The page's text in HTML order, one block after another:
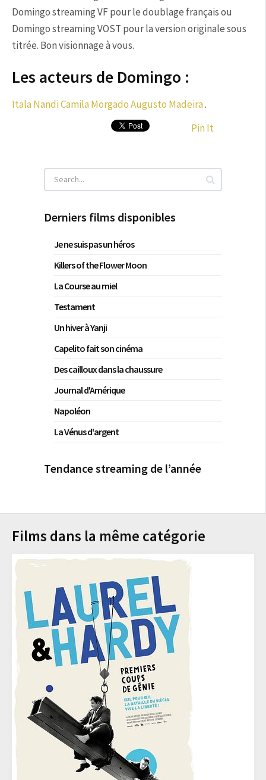
Domingo streaming VF pour le doublage français ou
Domingo streaming VOST pour la version originale sous
titrée. Bon visionnage à vous.
Les acteurs de Domingo :
Itala NandiCamila MorgadoAugusto Madeira.
Pin It
Derniers films disponibles
Je ne suis pas un héros
Killers of the Flower Moon
La Course au miel
Testament
Un hiver à Yanji
Capelito fait son cinéma
Des cailloux dans la chaussure
Journal d'Amérique
Napoléon
La Vénus d'argent
Tendance streaming de l’année
Films dans la même catégorie